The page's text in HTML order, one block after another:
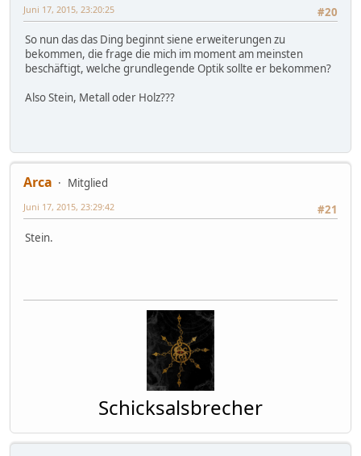
#20
Juni 17, 2015, 23:20:25
So nun das das Ding beginnt siene erweiterungen zu
bekommen, die frage die mich im moment am meinsten
beschäftigt, welche grundlegende Optik sollte er bekommen?
Also Stein, Metall oder Holz???
Arca
Mitglied
#21
Juni 17, 2015, 23:29:42
Stein.
Schicksalsbrecher